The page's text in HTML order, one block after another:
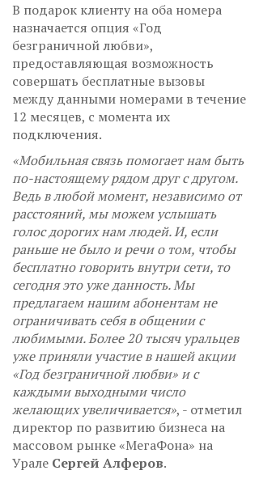
В подарок клиенту на оба номера
назначается опция «Год
безграничной любви»,
предоставляющая возможность
совершать бесплатные вызовы
между данными номерами в течение
12 месяцев, с момента их
подключения.
«Мобильная связь помогает нам быть
по-настоящему рядом друг с другом.
Ведь в любой момент, независимо от
расстояний, мы можем услышать
голос дорогих нам людей. И, если
раньше не было и речи о том, чтобы
бесплатно говорить внутри сети, то
сегодня это уже данность. Мы
предлагаем нашим абонентам не
ограничивать себя в общении с
любимыми. Более 20 тысяч уральцев
уже приняли участие в нашей акции
«Год безграничной любви» и с
каждыми выходными число
желающих увеличивается», - отметил
директор по развитию бизнеса на
массовом рынке «МегаФона» на
Урале Сергей Алферов.